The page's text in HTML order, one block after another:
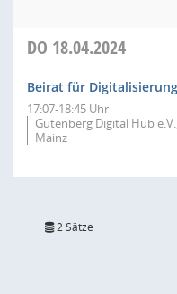
DO 18.04.2024
Beirat für Digitalisierung
17:07-18:45 Uhr
Gutenberg Digital Hub
Mainz
2 Sätze